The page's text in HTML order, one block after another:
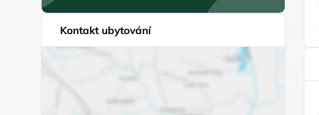
Kontakt ubytování